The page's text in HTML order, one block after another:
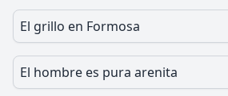
El grillo en Formosa
El hombre es pura arenita